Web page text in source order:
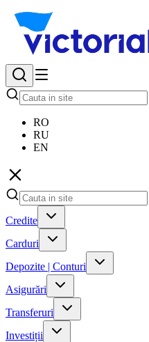
RO
RU
EN
Credite
Carduri
Depozite | Conturi
Asigurări
Transferuri
Investiții